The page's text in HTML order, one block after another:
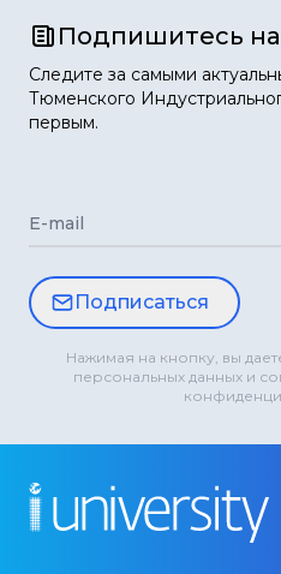
Подпишитесь
Следите за самыми
Тюменского
первым.
E-mail
Подписаться
Нажимая на кнопку, вы
персональных данных и